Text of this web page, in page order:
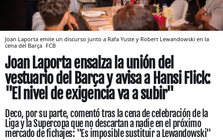
Joan Laporta emite un discurso junto a Rafa Yuste y Robert Lewandowski en la
cena del Barça FCB
Joan Laporta ensalza la unión del
vestuario del Barça y avisa a Hansi Flick:
"El nivel de exigencia va a subir"
Deco, por su parte, comentó tras la cena de celebración de la
Liga y la Supercopa que no descartan a nadie en el próximo
mercado de fichajes: "Es imposible sustituir a Lewandowski"